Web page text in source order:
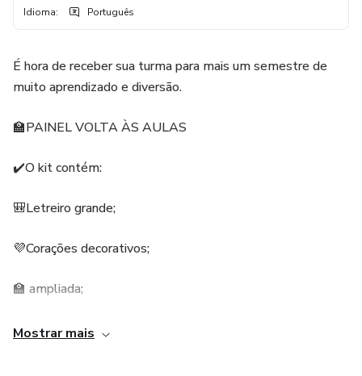
Idioma: Português
É hora de receber sua turma para mais um semestre de
muito aprendizado e diversão.
🏫PAINEL VOLTA ÀS AULAS
✔️O kit contém:
🎒Letreiro grande;
💜Corações decorativos;
🏫 ampliada;
🚌Ônibus e crianças para compor o painel;
Mostrar mais